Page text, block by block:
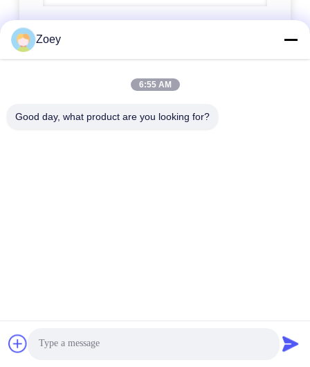
Zoey
6:55 AM
Good day, what product are you looking for?